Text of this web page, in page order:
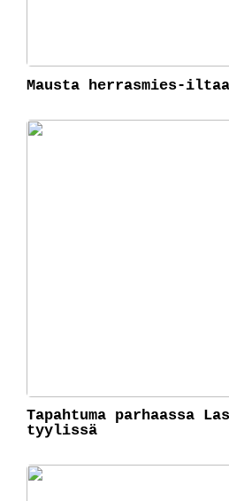
Mausta herrasmies-
Tapahtuma parhaassa
tyylissä